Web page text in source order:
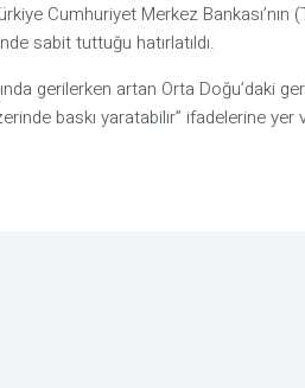
Cumhuriyet Merkez Bankası’nın
sabit tuttuğu hatırlatıldı.
gerilerken artan Orta Doğu’daki
baskı yaratabilir” ifadelerine yer